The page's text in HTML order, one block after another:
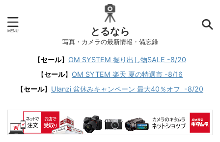
とるなら
写真・カメラの最新情報・備忘録
【セール】 OM SYSTEM 掘り出し物SALE -8/20
【セール】 OM SYTEM 楽天 夏の特選市 -8/16
【セール】 Ulanzi 盆休みキャンペーン 最大40％オフ -8/20